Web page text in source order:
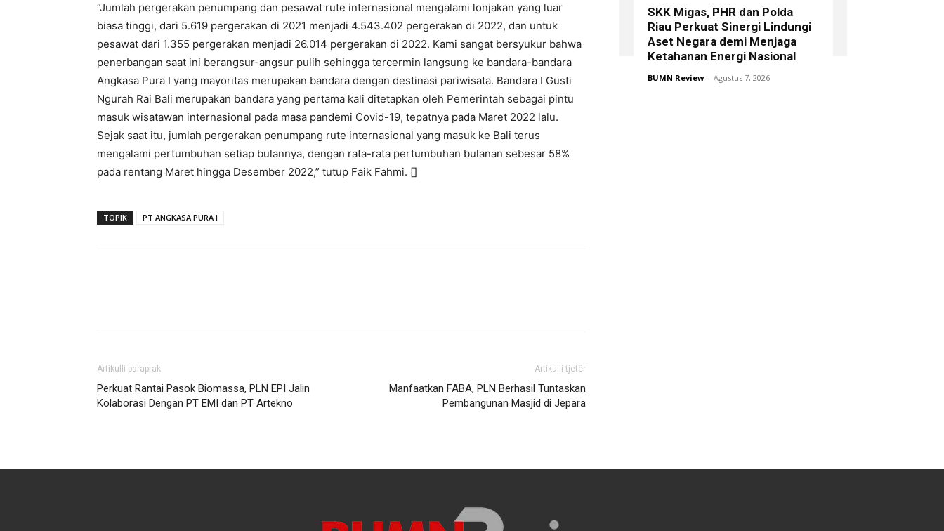
“Jumlah pergerakan penumpang dan pesawat rute internasional mengalami lonjakan yang luar
biasa tinggi, dari 5.619 pergerakan di 2021 menjadi 4.543.402 pergerakan di 2022, dan untuk
pesawat dari 1.355 pergerakan menjadi 26.014 pergerakan di 2022. Kami sangat bersyukur bahwa
penerbangan saat ini berangsur-angsur pulih sehingga tercermin langsung ke bandara-bandara
Angkasa Pura I yang mayoritas merupakan bandara dengan destinasi pariwisata. Bandara I Gusti
Ngurah Rai Bali merupakan bandara yang pertama kali ditetapkan oleh Pemerintah sebagai pintu
masuk wisatawan internasional pada masa pandemi Covid-19, tepatnya pada Maret 2022 lalu.
Sejak saat itu, jumlah pergerakan penumpang rute internasional yang masuk ke Bali terus
mengalami pertumbuhan setiap bulannya, dengan rata-rata pertumbuhan bulanan sebesar 58%
pada rentang Maret hingga Desember 2022,” tutup Faik Fahmi. []
TOPIK PT ANGKASA PURA I
Artikulli paraprak
Perkuat Rantai Pasok Biomassa, PLN EPI Jalin
Kolaborasi Dengan PT EMI dan PT Artekno
Artikulli tjetër
Manfaatkan FABA, PLN Berhasil Tuntaskan
Pembangunan Masjid di Jepara
SKK Migas, PHR dan Polda
Riau Perkuat Sinergi Lindungi
Aset Negara demi Menjaga
Ketahanan Energi Nasional
BUMN Review - Agustus 7, 2026